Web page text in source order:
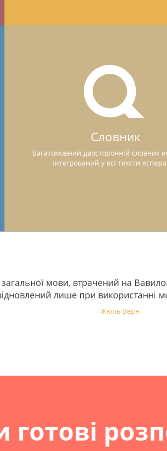
Словник
Багатомовний двосторонній словник
інтегрований у всі тексти
мови, втрачений на
лише при використанні
Жюль Верн
готові